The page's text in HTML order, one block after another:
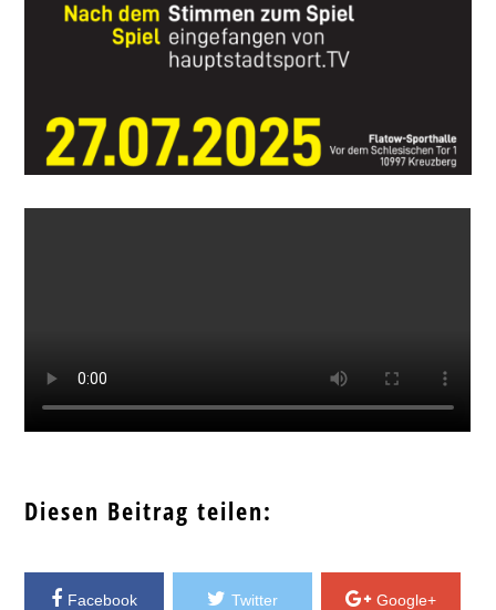
Diesen Beitrag teilen:
Facebook Twitter Google+